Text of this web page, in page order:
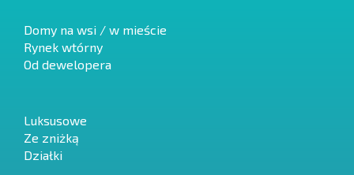
Domy na wsi / w mieście
Rynek wtórny
Od dewelopera
Luksusowe
Ze zniżką
Działki